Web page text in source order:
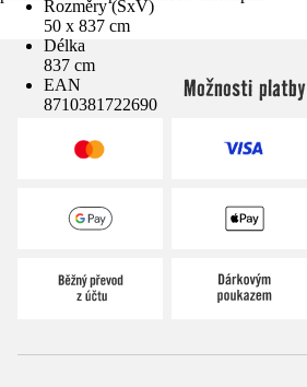
Rozměry (ŠxV)
50 x 837 cm
Délka
837 cm
EAN
8710381722690
Možnosti platby